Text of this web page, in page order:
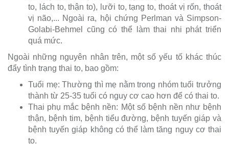
to, lách to, thận to), lưỡi to, tạng to, thoát vị rốn, thoát
vị não,... Ngoài ra, hội chứng Perlman và Simpson-
Golabi-Behmel cũng có thể làm thai nhi phát triển
quá mức.
Ngoài những nguyên nhân trên, một số yếu tố khác thúc
đẩy tình trạng thai to, bao gồm:
Tuổi mẹ: Thường thì mẹ nằm trong nhóm tuổi trưởng
thành từ 25-35 tuổi có nguy cơ cao hơn để có thai to.
Thai phụ mắc bệnh nền: Một số bệnh nền như bệnh
thận, bệnh tim, bệnh tiểu đường, bệnh tuyến giáp và
bệnh tuyến giáp không có thể làm tăng nguy cơ thai
to.